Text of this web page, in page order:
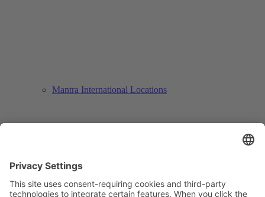
Mantra International Locations